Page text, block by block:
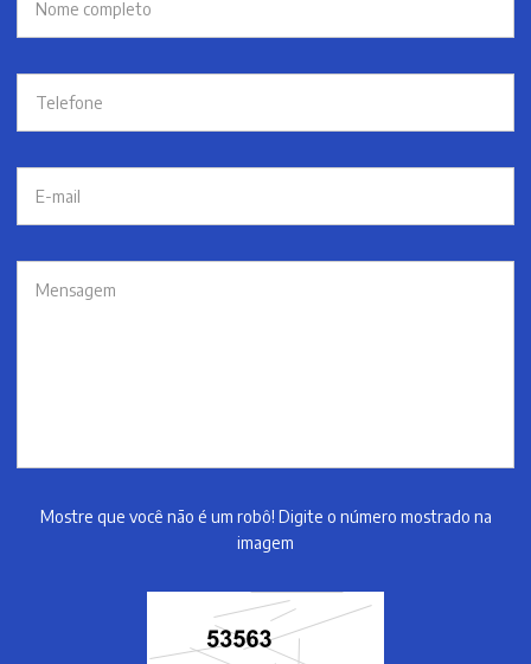
Mostre que você não é um robô! Digite o número mostrado na
imagem